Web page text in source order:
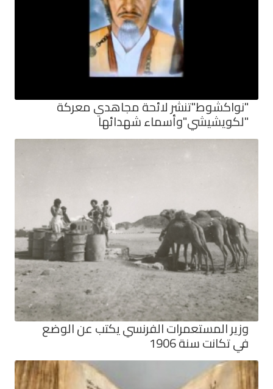
"نواكشوط"تنشر لائحة مجاهدي معركة
"لكويشيشي"وأسماء شهدائها
وزير المستعمرات الفرنسي يكتب عن الوضع
في تكانت سنة 1906